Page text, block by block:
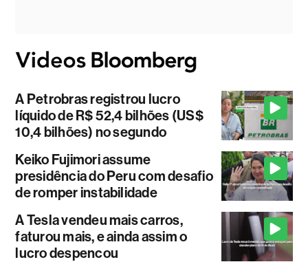
A Petrobras registrou lucro
líquido de R$ 52,4 bilhões (US$
10,4 bilhões) no segundo
Keiko Fujimori assume
presidência do Peru com desafio
de romper instabilidade
A Tesla vendeu mais carros,
faturou mais, e ainda assim o
lucro despencou